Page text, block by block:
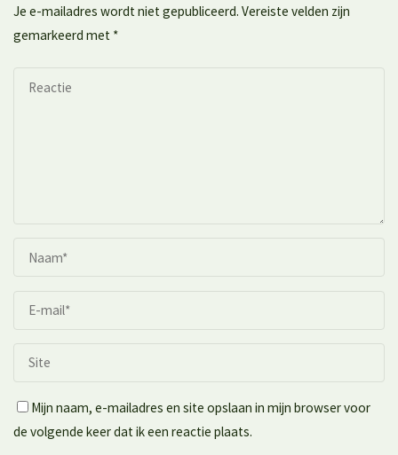
Je e-mailadres wordt niet gepubliceerd. Vereiste velden zijn
gemarkeerd met *
Mijn naam, e-mailadres en site opslaan in mijn browser voor
de volgende keer dat ik een reactie plaats.